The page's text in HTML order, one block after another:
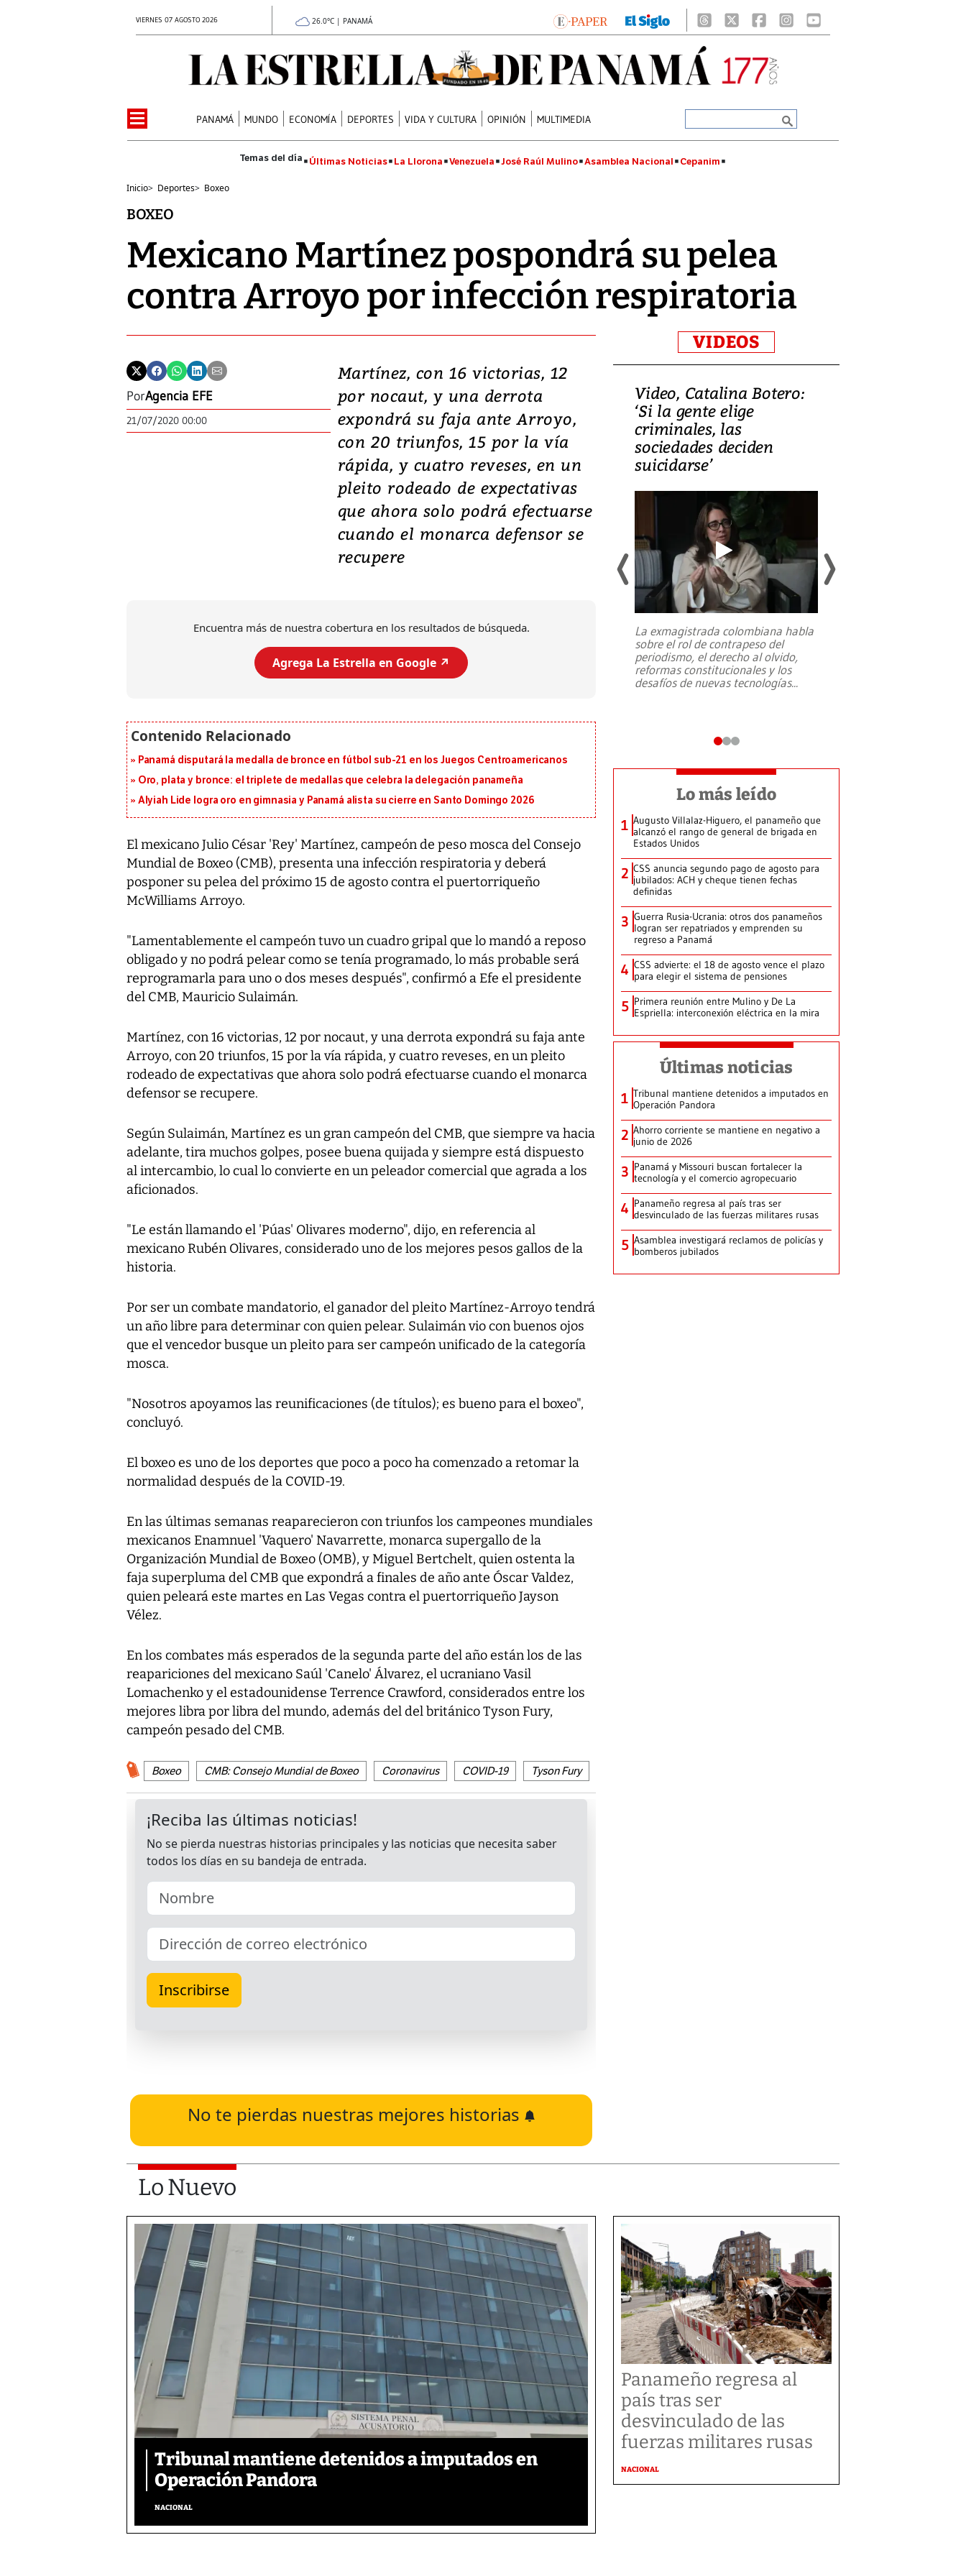
VIERNES 07 AGOSTO 2026 26.0°C | PANAMÁ
PANAMÁ MUNDO ECONOMÍA DEPORTES VIDA Y CULTURA OPINIÓN MULTIMEDIA
Últimas Noticias La Llorona Venezuela José Raúl Mulino Asamblea Nacional Cepanim
Inicio> Deportes> Boxeo
BOXEO
Mexicano Martínez pospondrá su pelea
contra Arroyo por infección respiratoria
PorAgencia EFE
21/07/2020 00:00
Martínez, con 16 victorias, 12
por nocaut, y una derrota
expondrá su faja ante Arroyo,
con 20 triunfos, 15 por la vía
rápida, y cuatro reveses, en un
pleito rodeado de expectativas
que ahora solo podrá efectuarse
cuando el monarca defensor se
recupere
Encuentra más de nuestra cobertura en los resultados de búsqueda.
Agrega La Estrella en Google ↗️
Panamá disputará la medalla de bronce en fútbol sub-21 en los Juegos Centroamericanos
Oro, plata y bronce: el triplete de medallas que celebra la delegación panameña
Alyiah Lide logra oro en gimnasia y Panamá alista su cierre en Santo Domingo 2026
El mexicano Julio César 'Rey' Martínez, campeón de peso mosca del Consejo
Mundial de Boxeo (CMB), presenta una infección respiratoria y deberá
posponer su pelea del próximo 15 de agosto contra el puertorriqueño
McWilliams Arroyo.
"Lamentablemente el campeón tuvo un cuadro gripal que lo mandó a reposo
obligado y no podrá pelear como se tenía programado, lo más probable será
reprogramarla para uno o dos meses después", confirmó a Efe el presidente
del CMB, Mauricio Sulaimán.
Martínez, con 16 victorias, 12 por nocaut, y una derrota expondrá su faja ante
Arroyo, con 20 triunfos, 15 por la vía rápida, y cuatro reveses, en un pleito
rodeado de expectativas que ahora solo podrá efectuarse cuando el monarca
defensor se recupere.
Según Sulaimán, Martínez es un gran campeón del CMB, que siempre va hacia
adelante, tira muchos golpes, posee buena quijada y siempre está dispuesto
al intercambio, lo cual lo convierte en un peleador comercial que agrada a los
aficionados.
"Le están llamando el 'Púas' Olivares moderno", dijo, en referencia al
mexicano Rubén Olivares, considerado uno de los mejores pesos gallos de la
historia.
Por ser un combate mandatorio, el ganador del pleito Martínez-Arroyo tendrá
un año libre para determinar con quien pelear. Sulaimán vio con buenos ojos
que el vencedor busque un pleito para ser campeón unificado de la categoría
mosca.
"Nosotros apoyamos las reunificaciones (de títulos); es bueno para el boxeo",
concluyó.
El boxeo es uno de los deportes que poco a poco ha comenzado a retomar la
normalidad después de la COVID-19.
En las últimas semanas reaparecieron con triunfos los campeones mundiales
mexicanos Enamnuel 'Vaquero' Navarrette, monarca supergallo de la
Organización Mundial de Boxeo (OMB), y Miguel Bertchelt, quien ostenta la
faja superpluma del CMB que expondrá a finales de año ante Óscar Valdez,
quien peleará este martes en Las Vegas contra el puertorriqueño Jayson
Vélez.
En los combates más esperados de la segunda parte del año están los de las
reapariciones del mexicano Saúl 'Canelo' Álvarez, el ucraniano Vasil
Lomachenko y el estadounidense Terrence Crawford, considerados entre los
mejores libra por libra del mundo, además del del británico Tyson Fury,
campeón pesado del CMB.
Boxeo CMB: Consejo Mundial de Boxeo Coronavirus COVID-19 Tyson Fury
No te pierdas nuestras mejores historias
VIDEOS
Video, Japón: Terremoto
deja heridos y graves
daños en Kumamoto
julio en la prefectura de Kumamoto,
al sur de Japón, provocando una
emergencia de gran
Video, Catalina Botero:
‘Si la gente elige
criminales, las
sociedades deciden
suicidarse’
La exmagistrada colombiana habla
sobre el rol de contrapeso del
periodismo, el derecho al olvido,
reformas constitucionales y los
desafíos de nuevas tecnologías...
Lo más leído
1 Augusto Villalaz-Higuero, el panameño que
alcanzó el rango de general de brigada en
Estados Unidos
2 CSS anuncia segundo pago de agosto para
jubilados: ACH y cheque tienen fechas
definidas
3 Guerra Rusia-Ucrania: otros dos panameños
logran ser repatriados y emprenden su
regreso a Panamá
4 CSS advierte: el 18 de agosto vence el plazo
para elegir el sistema de pensiones
5 Primera reunión entre Mulino y De La
Espriella: interconexión eléctrica en la mira
Últimas noticias
1 Tribunal mantiene detenidos a imputados en
Operación Pandora
2 Ahorro corriente se mantiene en negativo a
junio de 2026
3 Panamá y Missouri buscan fortalecer la
tecnología y el comercio agropecuario
4 Panameño regresa al país tras ser
desvinculado de las fuerzas militares rusas
5 Asamblea investigará reclamos de policías y
bomberos jubilados
Lo Nuevo
Tribunal mantiene detenidos a imputados en
Operación Pandora
NACIONAL
Panameño regresa al
país tras ser
desvinculado de las
fuerzas militares rusas
NACIONAL